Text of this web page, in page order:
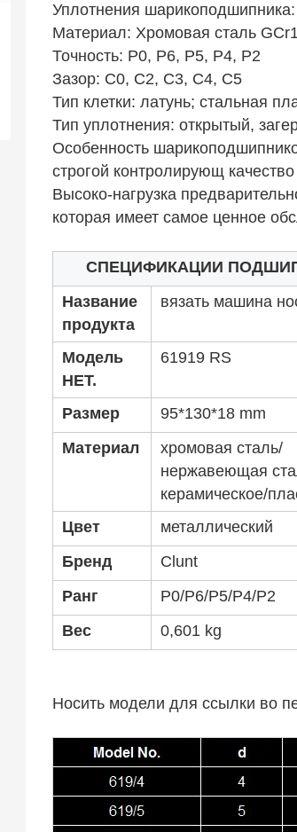
Уплотнения
Материал: Хромовая сталь
Точность: P0, P6, P5, P4, P2
Зазор: C0, C2, C3, C4, C5
Тип клетки: латунь; стальная
Тип уплотнения: открытый,
Особенность
строгой контролирующ
Высоко-нагрузка
которая имеет самое ценное
СПЕЦИФИКАЦИИ
Название
продукта
вязать машина
Модель
НЕТ.
61919 RS
Размер
95*130*18 mm
Материал
хромовая сталь/
нержавеющая
керамическое/
Цвет
металлический
Бренд
Clunt
Ранг
P0/P6/P5/P4/P2
Вес
0,601 kg
Носить модели для ссылки во